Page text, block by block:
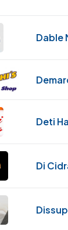
Dable
Deti
Di